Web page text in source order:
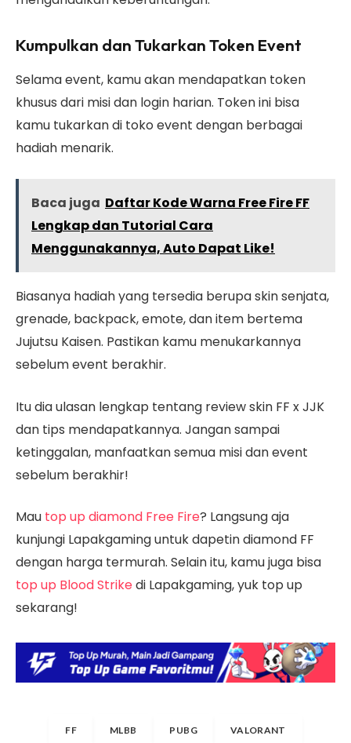
Kumpulkan dan Tukarkan Token Event
Selama event, kamu akan mendapatkan token
khusus dari misi dan login harian. Token ini bisa
kamu tukarkan di toko event dengan berbagai
hadiah menarik.
Baca juga Daftar Kode Warna Free Fire FF
Lengkap dan Tutorial Cara
Menggunakannya, Auto Dapat Like!
Biasanya hadiah yang tersedia berupa skin senjata,
grenade, backpack, emote, dan item bertema
Jujutsu Kaisen. Pastikan kamu menukarkannya
sebelum event berakhir.
Itu dia ulasan lengkap tentang review skin FF x JJK
dan tips mendapatkannya. Jangan sampai
ketinggalan, manfaatkan semua misi dan event
sebelum berakhir!
Mau top up diamond Free Fire? Langsung aja
kunjungi Lapakgaming untuk dapetin diamond FF
dengan harga termurah. Selain itu, kamu juga bisa
top up Blood Strikedi Lapakgaming, yuk top up
sekarang!
FF MLBB PUBG VALORANT